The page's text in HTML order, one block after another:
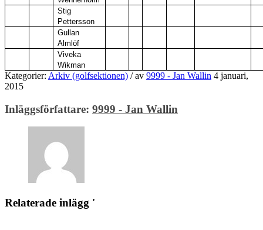
Stig
Pettersson
Gullan
Almlöf
Viveka
Wikman
Kategorier: Arkiv (golfsektionen) /av 9999 - Jan Wallin 4 januari,
2015
Inläggsförfattare: 9999 - Jan Wallin
Relaterade inlägg '